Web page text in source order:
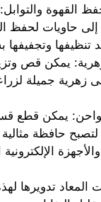
القهوة
حاويات لحفظ
تنظيفها
يمكن قص
زهرية جميلة
يمكن قطع
حافظة
المعاد تدويرها